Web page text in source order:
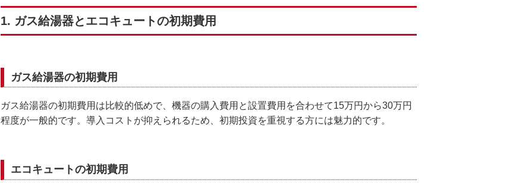
1. ガス給湯器とエコキュートの初期費用
ガス給湯器の初期費用
ガス給湯器の初期費用は比較的低めで、機器の購入費用と設置費用を合わせて15万円から30万円
程度が一般的です。導入コストが抑えられるため、初期投資を重視する方には魅力的です。
エコキュートの初期費用